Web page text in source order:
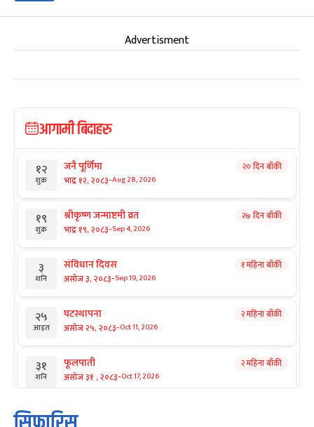
Advertisment
आगामी बिदाहरु
१२
शुक्र
जनै पूर्णिमा
भाद्र १२, २०८३-Aug 28, 2026
२० दिन बाँकी
१९
शुक्र
श्रीकृष्ण जन्माष्टमी व्रत
भाद्र १९, २०८३-Sep 4, 2026
२७ दिन बाँकी
३
शनि
संविधान दिवस
असोज ३, २०८३-Sep 19, 2026
१ महिना बाँकी
२५
आइत
घटस्थापना
असोज २५, २०८३-Oct 11, 2026
२ महिना बाँकी
३१
शनि
फूलपाती
असोज ३१ , २०८३-Oct 17, 2026
२ महिना बाँकी
१ कार्तिक सङ्क्रान्ति